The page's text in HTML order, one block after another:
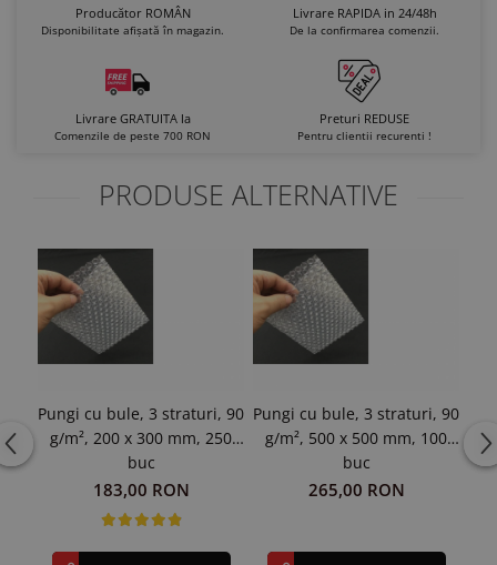
Producător ROMÂN
Disponibilitate afișată în magazin.
Livrare RAPIDA in 24/48h
De la confirmarea comenzii.
Livrare GRATUITA la
Comenzile de peste 700 RON
Preturi REDUSE
Pentru clientii recurenti !
PRODUSE ALTERNATIVE
Pungi cu bule, 3 straturi, 90
g/m², 200 x 300 mm, 250
buc
183,00 RON
Pungi cu bule, 3 straturi, 90
g/m², 500 x 500 mm, 100
buc
265,00 RON